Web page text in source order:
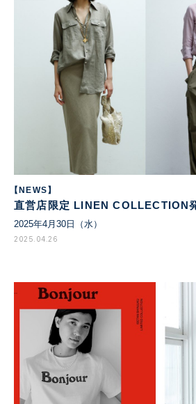
【NEWS】
直営店限定 LINEN COLLECTION
2025年4月30日（水）
2025.04.26